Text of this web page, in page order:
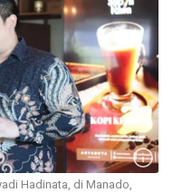
Hadinata, di Manado,